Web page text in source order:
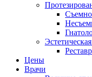
Цены
Врачи